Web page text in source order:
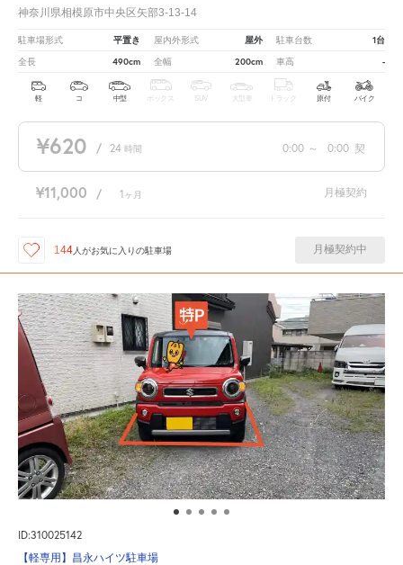
神奈川県相模原市中央区矢部3-13-14
駐車場形式 平置き 屋内外形式 屋外 駐車台数 1台
全長 490cm 全幅 200cm 車高 -
軽 コ 中型 ボックス SUV 大型車 トラック 原付 バイク
¥620 / 24 時間 0:00 ～ 0:00 契
¥11,000 / 1 ヶ月 月極契約
144 人がお気に入りの駐車場 月極契約中
ID:310025142
【軽専用】昌永ハイツ駐車場